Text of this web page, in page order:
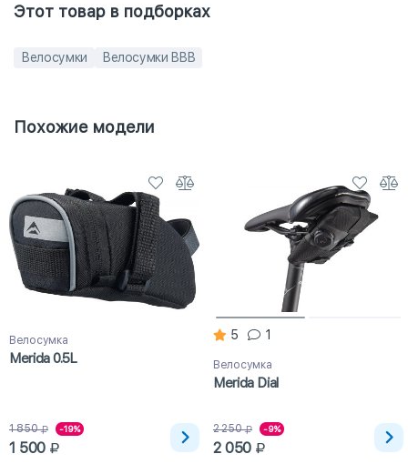
Этот товар в подборках
Велосумки Велосумки BBB
Похожие модели
Велосумка
Merida 0.5L
1 850 -19%
1 500
5 1
Велосумка
Merida Dial
2 250 -9%
2 050